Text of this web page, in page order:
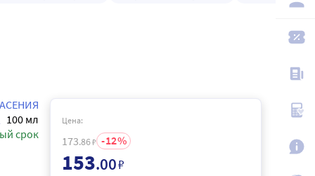
100 мл
срок
Цена:
173.86₽ 12
153.00₽